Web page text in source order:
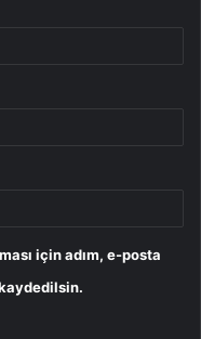
için adım, e-posta